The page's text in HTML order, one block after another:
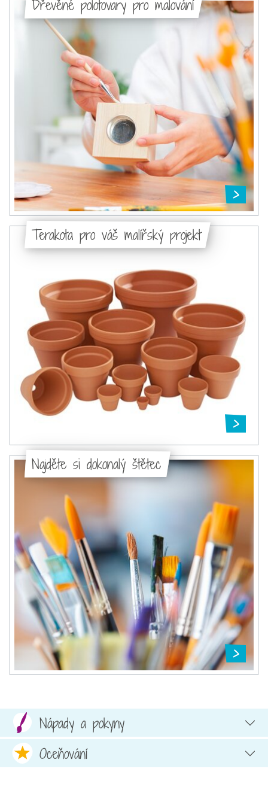
Dřevěné polotovary pro malování
Terakota pro váš malířský projekt
Najděte si dokonalý štětec
Nápady a pokyny
Oceňování